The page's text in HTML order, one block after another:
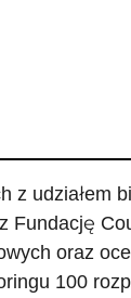
udziałem
oraz
100